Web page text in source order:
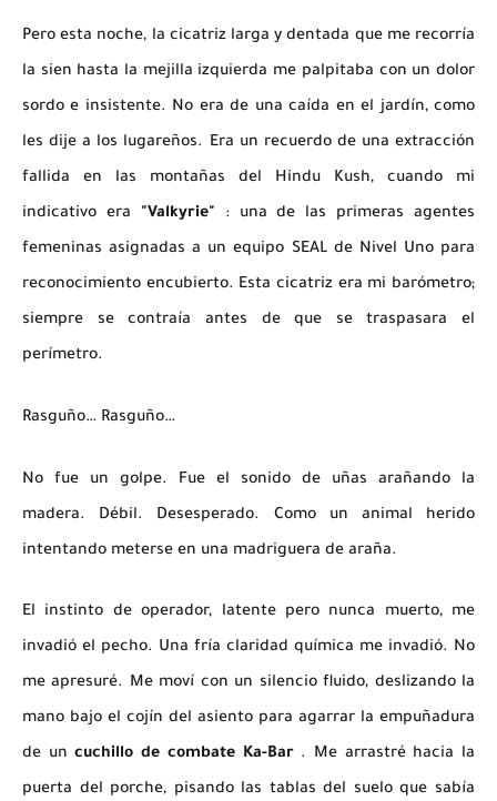
Pero esta noche, la cicatriz larga y dentada que me recorría
la sien hasta la mejilla izquierda me palpitaba con un dolor
sordo e insistente. No era de una caída en el jardín, como
les dije a los lugareños. Era un recuerdo de una extracción
fallida en las montañas del Hindu Kush, cuando mi
indicativo era "Valkyrie" : una de las primeras agentes
femeninas asignadas a un equipo SEAL de Nivel Uno para
reconocimiento encubierto. Esta cicatriz era mi barómetro;
siempre se contraía antes de que se traspasara el
perímetro.
Rasguño… Rasguño…
No fue un golpe. Fue el sonido de uñas arañando la
madera. Débil. Desesperado. Como un animal herido
intentando meterse en una madriguera de araña.
El instinto de operador, latente pero nunca muerto, me
invadió el pecho. Una fría claridad química me invadió. No
me apresuré. Me moví con un silencio fluido, deslizando la
mano bajo el cojín del asiento para agarrar la empuñadura
de uncuchillo de combate Ka-Bar. Me arrastré hacia la
puerta del porche, pisando las tablas del suelo que sabía